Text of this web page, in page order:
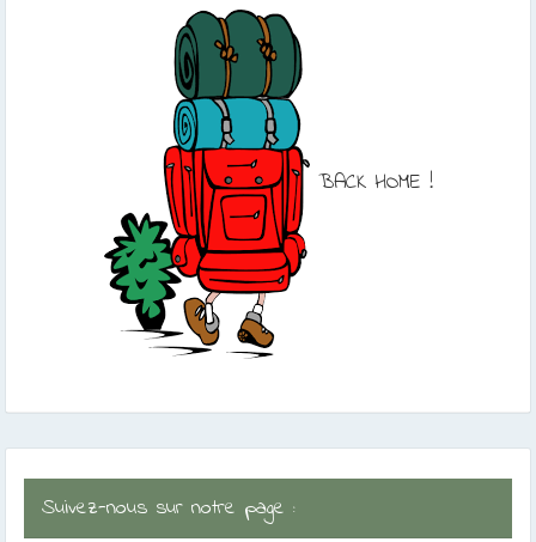
BACK HOME !
Suivez-nous sur notre page :